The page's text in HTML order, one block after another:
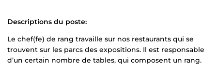
Descriptions du poste:
Le chef(fe) de rang travaille sur nos restaurants qui se
trouvent sur les parcs des expositions. Il est responsable
d’un certain nombre de tables, qui composent un rang.